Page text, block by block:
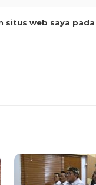
situs web saya